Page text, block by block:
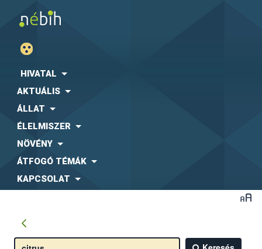
HIVATAL
AKTUÁLIS
ÁLLAT
ÉLELMISZER
NÖVÉNY
ÁTFOGÓ TÉMÁK
KAPCSOLAT